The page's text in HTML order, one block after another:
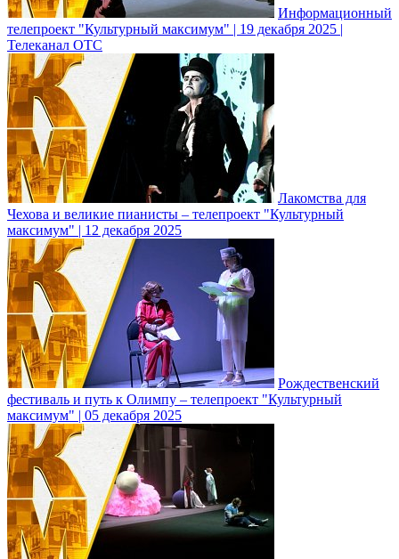
Информационный
телепроект "Культурный максимум" | 19 декабря 2025 |
Телеканал ОТС
Лакомства для
Чехова и великие пианисты – телепроект "Культурный
максимум" | 12 декабря 2025
Рождественский
фестиваль и путь к Олимпу – телепроект "Культурный
максимум" | 05 декабря 2025